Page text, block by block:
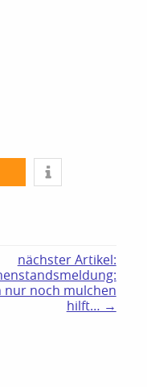
nächster Artikel:
nur noch mulchen
hilft… →